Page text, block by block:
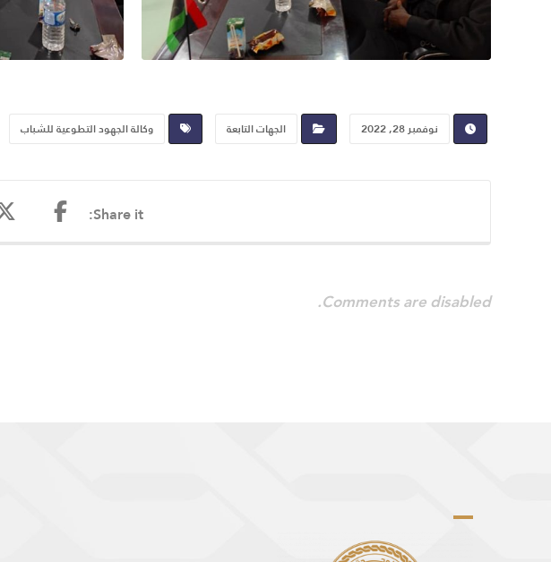
نوفمبر 28, 2022 الجهات التابعة وكالة الجهود التطوعية للشباب
Comments are disabled.